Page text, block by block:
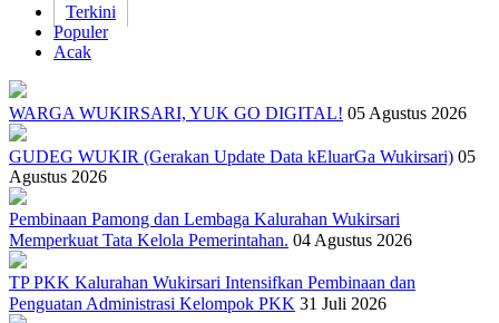
Terkini
Populer
Acak
WARGA WUKIRSARI, YUK GO DIGITAL! 05 Agustus 2026
GUDEG WUKIR (Gerakan Update Data kEluarGa Wukirsari) 05
Agustus 2026
Pembinaan Pamong dan Lembaga Kalurahan Wukirsari
Memperkuat Tata Kelola Pemerintahan. 04 Agustus 2026
TP PKK Kalurahan Wukirsari Intensifkan Pembinaan dan
Penguatan Administrasi Kelompok PKK 31 Juli 2026